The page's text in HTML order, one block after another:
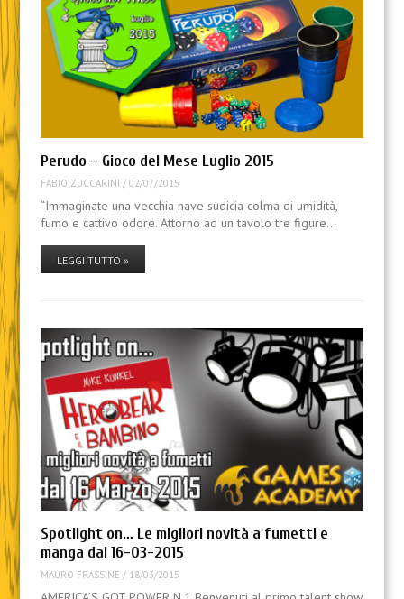
Perudo – Gioco del Mese Luglio 2015
FABIO ZUCCARINI / 02/07/2015
“Immaginate una vecchia nave sudicia colma di umidità,
fumo e cattivo odore. Attorno ad un tavolo tre figure…
LEGGI TUTTO »
Spotlight on… Le migliori novità a fumetti e
manga dal 16-03-2015
MAURO FRASSINE / 18/03/2015